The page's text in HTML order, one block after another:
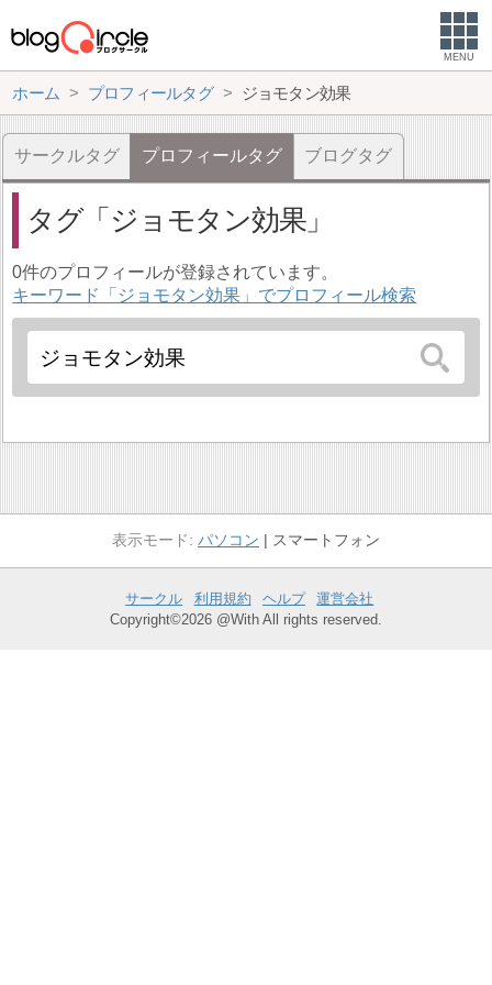
MENU
ホーム プロフィールタグ ジョモタン効果
サークルタグ プロフィールタグ ブログタグ
タグ ジョモタン効果
0件のプロフィールが登録されています。
キーワード「ジョモタン効果」でプロフィール検索
パソコン スマートフォン
サークル 利用規約 ヘルプ
運営会社
Copyright©2026 @With All rights reserved.